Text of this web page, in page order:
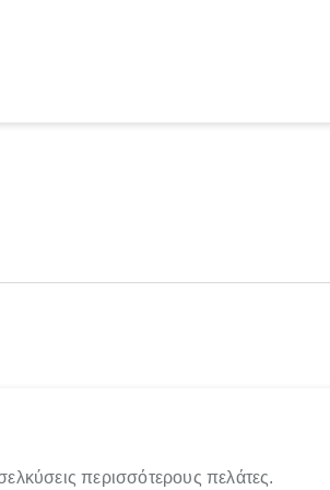
περισσότερους πελάτες.